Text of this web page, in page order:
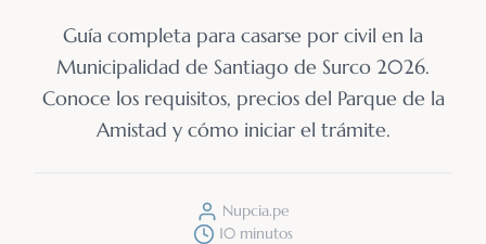
Guía completa para casarse por civil en la
Municipalidad de Santiago de Surco 2026.
Conoce los requisitos, precios del Parque de la
Amistad y cómo iniciar el trámite.
Nupcia.pe
10 minutos